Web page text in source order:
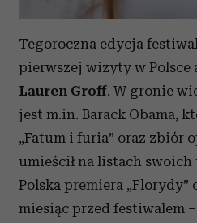
Tegoroczna edycja
pierwszej wizyty w Polsce
Lauren Groff. W gronie
jest m.in. Barack Obama,
„Fatum i furia” oraz zbiór
umieścił na listach
Polska premiera „Florydy”
miesiąc przed festiwalem